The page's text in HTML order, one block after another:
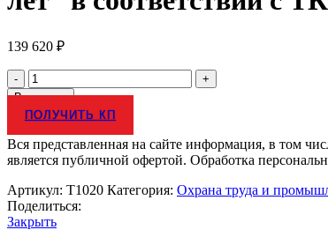
139 620 ₽
Количество
товара
Электрифицированный
стенд
"Применение
труда
женщин
и
работников
в
В корзину
ПОЛУЧИТЬ КП
Вся представленная на сайте информация, в том
является публичной офертой. Обработка
Артикул: Т1020 Категория: Охрана труда и
Поделиться:
Закрыть